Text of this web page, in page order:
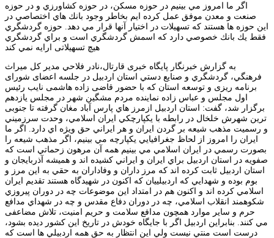
اگر ما امروز مي بينيم در حوزه مسكن، در حوزه كشاورزي و در حوزه
صنعت و معدن موفق عمل كرده ايم بخاطر وجود بانك هاي اختصاصي در
اين حوزه ها هستند كه تسهيلات در اختيار آنها قرار مي دهد. حوزه گردشگري
فقط يك بانك خصوصي دارد که اسمش گردشگري است و براي گردشگري
هیچ تسهيلاتی ارايه نمي كند
به گزارش خبرنگار پایگاه خبری قارتال،نادر فلاحي مدير كل ميراث
فرهنگي، گردشگري و صنايع دستي استان اردبيل در جلسه اعضای شورای
برنامه ریزی و توسعه استان که با حضور قاضی زاده هاشمی نایب رئیس
اول مجلس و عباس زاده نماینده مردم مشگین شهر در مجلس یازدهم
برگزار شد، گفت: استان اردبيل ازمرز هاي پارس آباد مغان گرفته تا جنوبی
ترین شهرش خلخال در رابطه با يكپارچكي ايران اسلامي، وحدت سرزميني
و رسميت مذهب شيعه بر گردن ايران و هر ايراني حق ويژه اي دارد. اگر ما
ايران را امروز از لحاظ جغرافيايي يكپارچه مي بينيم، اگر مذهب شيعه را
بصورت رسمي در ايران اسلامي مي بينيم همه آن مرهون زحماتي است كه
صفويه در استان اردبيل براي ايران و ايراني كشيده اند و هميشه آذربایجان و
استان اردبیل ثابت كرده اند كه مرز داران و وفاداران به حقي به اين مرز و
بوم بوده و شهدايي كه اردبيلیيان كه اكنون در شهيدگاه هستند تقديم ايران
اسلامي كرده اند و اکنون هم در امتداد اين موضوعات چه در دوران پيروزي
شكوهمند انقلاب اسلامي، چه در دوران دفاع مقدس و چه در شهداي مدافع
حرم و ساير موارد همچون مدافع سلامت و حريم امنيت، تلاش مضاعفی
مي كنند. بنابراين اردبيل اگر با جايگاه خودش در تاريخ اين كشور ديده بشود،
درست است منتي نيست ولي اين انتظار به حق همه اردبيلي ها است كه